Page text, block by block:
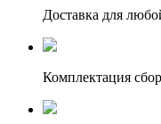
Доставка для
Комплектация